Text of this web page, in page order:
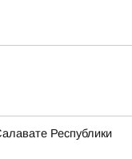
Республики